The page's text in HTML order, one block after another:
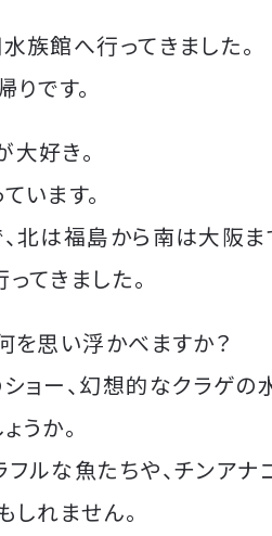
族館へ行ってきました。
です。
好き。
います。
北は福島から南は大阪ま
てきました。
を思い浮かべますか？
ョー、幻想的なクラゲの
うか。
ルな魚たちや、チンアナ
しれません。